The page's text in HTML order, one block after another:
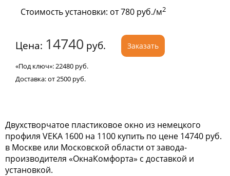
Стоимость установки: от 780 руб./м2
Цена: 14740 руб.
«Под ключ»:22480 руб.
Доставка:от 2500 руб.
Заказать
Двухстворчатое пластиковое окно из немецкого
профиля VEKA 1600 на 1100 купить по цене 14740 руб.
в Москве или Московской области от завода-
производителя «ОкнаКомфорта» с доставкой и
установкой.